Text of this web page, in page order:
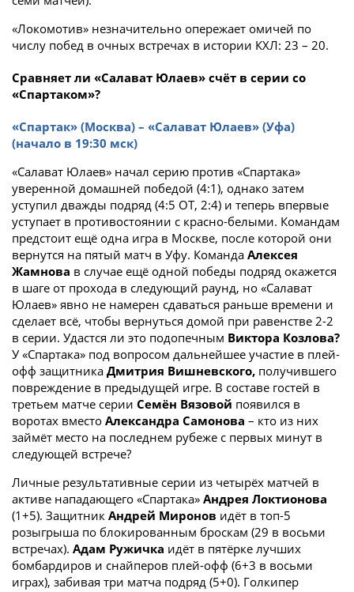
«Локомотив» незначительно опережает омичей по
числу побед в очных встречах в истории КХЛ: 23 – 20.
Сравняет ли «Салават Юлаев» счёт в серии со
«Спартаком»?
«Спартак» (Москва) – «Салават Юлаев» (Уфа)
(начало в 19:30 мск)
«Салават Юлаев» начал серию против «Спартака»
уверенной домашней победой (4:1), однако затем
уступил дважды подряд (4:5 ОТ, 2:4) и теперь впервые
уступает в противостоянии с красно-белыми. Командам
предстоит ещё одна игра в Москве, после которой они
вернутся на пятый матч в Уфу. Команда Алексея
Жамнова в случае ещё одной победы подряд окажется
в шаге от прохода в следующий раунд, но «Салават
Юлаев» явно не намерен сдаваться раньше времени и
сделает всё, чтобы вернуться домой при равенстве 2-2
в серии. Удастся ли это подопечным Виктора Козлова?
У «Спартака» под вопросом дальнейшее участие в плей-
офф защитника Дмитрия Вишневского, получившего
повреждение в предыдущей игре. В составе гостей в
третьем матче серии Семён Вязовой появился в
воротах вместо Александра Самонова – кто из них
займёт место на последнем рубеже с первых минут в
следующей встрече?
Личные результативные серии из четырёх матчей в
активе нападающего «Спартака» Андрея Локтионова
(1+5). Защитник Андрей Миронов идёт в топ-5
розыгрыша по блокированным броскам (29 в восьми
встречах). Адам Ружичка идёт в пятёрке лучших
бомбардиров и снайперов плей-офф (6+3 в восьми
играх), забивая три матча подряд (5+0). Голкипер